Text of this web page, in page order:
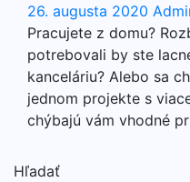
26. augusta 2020
Pracujete z domu?
potrebovali by ste
kanceláriu? Alebo sa
jednom projekte s
chýbajú vám vhodné
Hľadať